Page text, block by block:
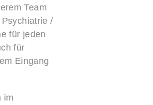
Team
/
für jeden
für
Eingang
im